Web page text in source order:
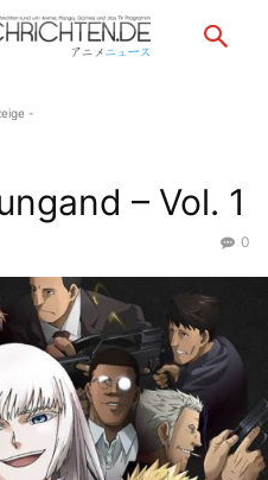
-
– Vol. 1
0